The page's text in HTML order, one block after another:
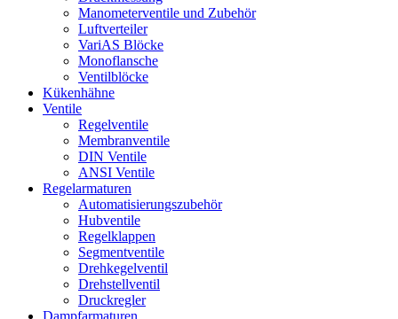
Manometerventile und Zubehör
Luftverteiler
VariAS Blöcke
Monoflansche
Ventilblöcke
Kükenhähne
Ventile
Regelventile
Membranventile
DIN Ventile
ANSI Ventile
Regelarmaturen
Automatisierungszubehör
Hubventile
Regelklappen
Segmentventile
Drehkegelventil
Drehstellventil
Druckregler
Dampfarmaturen